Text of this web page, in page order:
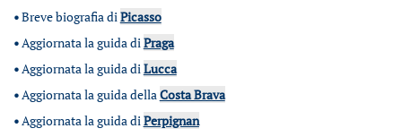
•Breve biografia diPicasso
•Aggiornata la guida diPraga
•Aggiornata la guida diLucca
•Aggiornata la guida dellaCosta Brava
•Aggiornata la guida diPerpignan